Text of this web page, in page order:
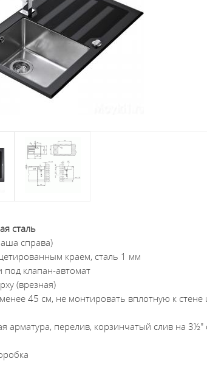
сталь
справа)
краем, сталь 1 мм
под клапан-автомат
(врезная)
45 см, не монтировать вплотную к стене
арматура, перелив, корзинчатый слив на 3½"